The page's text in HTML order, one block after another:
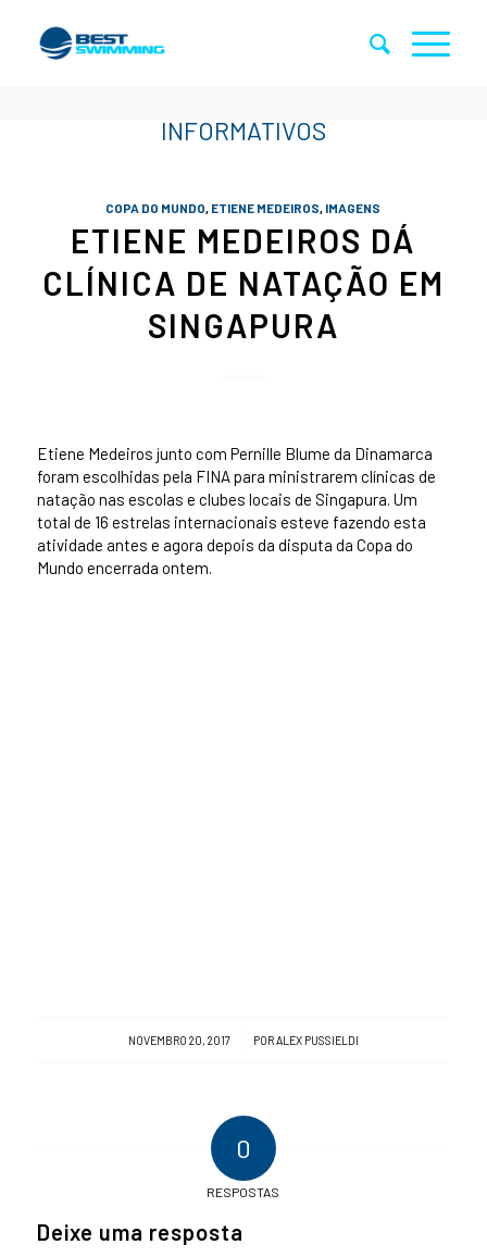
COPA DO MUNDO, ETIENE MEDEIROS, IMAGENS
ETIENE MEDEIROS DÁ
CLÍNICA DE NATAÇÃO EM
SINGAPURA
Etiene Medeiros junto com Pernille Blume da Dinamarca
foram escolhidas pela FINA para ministrarem clínicas de
natação nas escolas e clubes locais de Singapura. Um
total de 16 estrelas internacionais esteve fazendo esta
atividade antes e agora depois da disputa da Copa do
Mundo encerrada ontem.
NOVEMBRO 20, 2017
/ POR ALEX PUSSIELDI
0
RESPOSTAS
Deixe uma resposta